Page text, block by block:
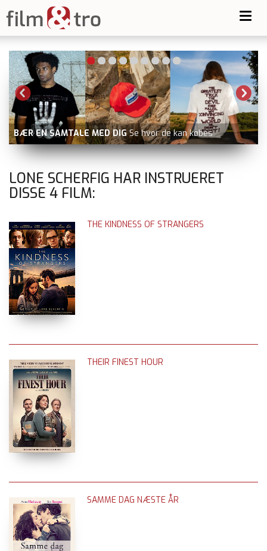
BÆR EN SAMTALE MED DIG Se hvor de kan købes
LONE SCHERFIG HAR INSTRUERET
DISSE 4 FILM:
THE KINDNESS OF STRANGERS
THEIR FINEST HOUR
SAMME DAG NÆSTE ÅR